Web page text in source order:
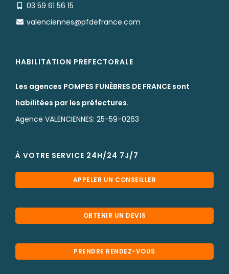
03 59 61 56 15
valenciennes@pfdefrance.com
HABILITATION PREFECTORALE
Les agences POMPES FUNÈBRES DE FRANCE sont
habilitées par les préfectures.
Agence VALENCIENNES: 25-59-0263
À VOTRE SERVICE 24H/24 7J/7
APPELER UN CONSEILLER
OBTENIR UN DEVIS
PRENDRE RENDEZ-VOUS